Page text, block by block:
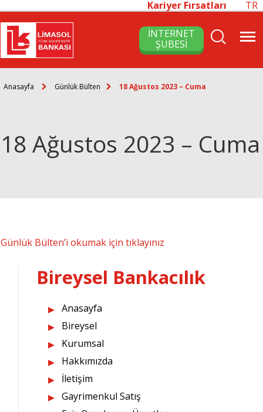
Kariyer Fırsatları TR
İNTERNET
ŞUBESİ
Anasayfa Günlük Bülten 18 Ağustos 2023 – Cuma
18 Ağustos 2023 – Cuma
Günlük Bülten’i okumak için tıklayınız
Bireysel Bankacılık
Anasayfa
Bireysel
Kurumsal
Hakkımızda
İletişim
Gayrimenkul Satış